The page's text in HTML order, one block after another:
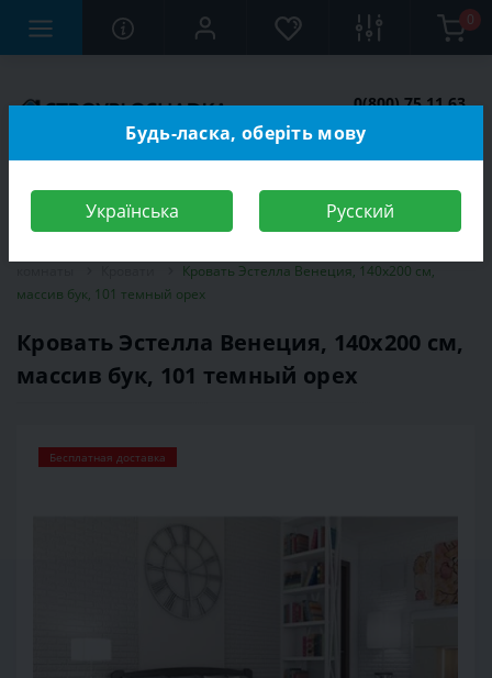
0
0(800) 75 11 63
Кровать Эстелла Венеция, 140х200 см,
массив бук, 101 темный орех
Кровать Эстелла Венеция, 140х200 см,
массив бук, 101 темный орех
Бесплатная доставка
Будь-ласка, оберіть мову
Українська Русский